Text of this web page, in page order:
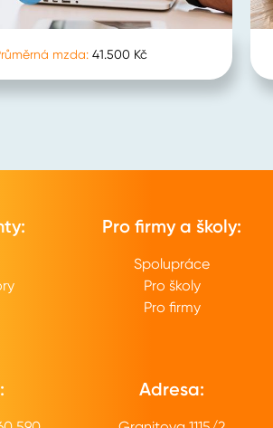
mzda: 41.500 Kč
Pro firmy a školy:
Spolupráce
Pro školy
Pro firmy
Adresa: